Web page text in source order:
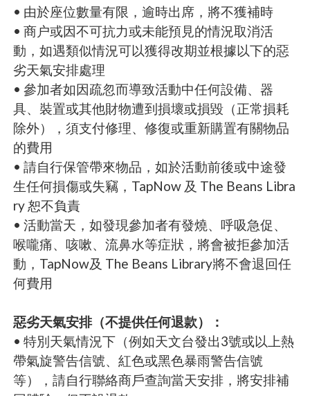
• 由於座位數量有限，逾時出席，將不獲補時
• 商户或因不可抗力或未能預見的情況取消活
動，如遇類似情況可以獲得改期並根據以下的惡
劣天氣安排處理
• 參加者如因疏忽而導致活動中任何設備、器
具、裝置或其他財物遭到損壞或損毀（正常損耗
除外），須支付修理、修復或重新購置有關物品
的費用
• 請自行保管帶來物品，如於活動前後或中途發
生任何損傷或失竊，TapNow 及 The Beans Libra
ry 恕不負責
• 活動當天，如發現參加者有發燒、呼吸急促、
喉嚨痛、咳嗽、流鼻水等症狀，將會被拒參加活
動，TapNow及 The Beans Library將不會退回任
何費用
惡劣天氣安排（不提供任何退款）：
• 特別天氣情況下（例如天文台發出3號或以上熱
帶氣旋警告信號、紅色或黑色暴雨警告信號
等），請自行聯絡商戶查詢當天安排，將安排補